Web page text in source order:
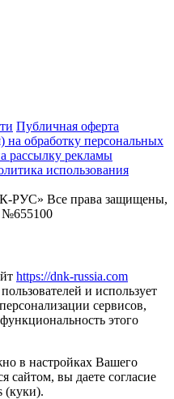
Публичная оферта
на обработку персональных
рассылку рекламы
использования
Все права защищены,
№655100
https://dnk-russia.com
и использует
сервисов,
этого
в настройках Вашего
сайтом, вы даете согласие
(куки).